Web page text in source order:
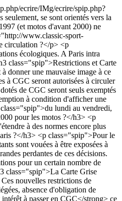
ecrire/IMg/ecrire/spip.php?
se sont orientés vers la
(et motos d'avant 2000) ne
www.classic-sport-
circulation ?</p> <p
écologiques. A Paris intra
class="spip">Restrictions et Carte
donner une mauvaise image à ce
à CGC seront autorisées à circuler
de CGC seront seuls exemptés
à condition d'afficher une
lundi au vendredi,
pour les motos ?</h3> <p
à des normes encore plus
?</h3> <p class="spip">Pour le
sont vouées à être exposées à
perdantes de ces décisions.
pour un certain nombre de
class="spip">La Carte Grise
nouvelles restrictions de
absence d'obligation de
à passer en CGC</strong> ce